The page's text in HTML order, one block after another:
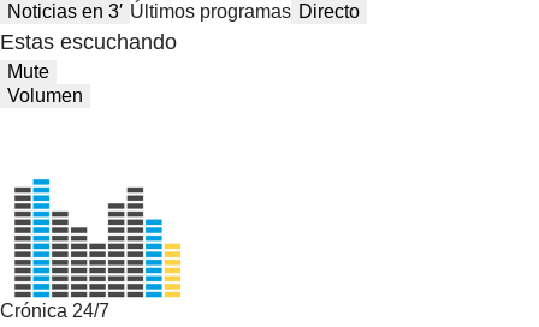
Noticias en 3′ Últimos programas Directo
Estas escuchando
Mute
Volumen
Crónica 24/7